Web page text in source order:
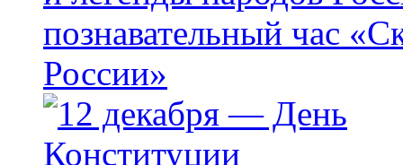
познавательный час
России»